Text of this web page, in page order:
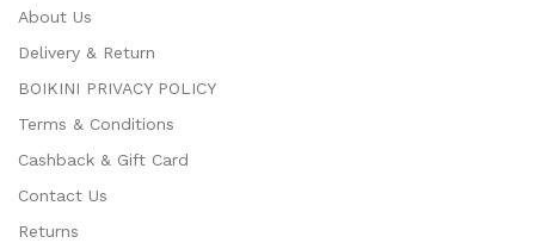
About Us
Delivery & Return
BOIKINI PRIVACY POLICY
Terms & Conditions
Cashback & Gift Card
Contact Us
Returns